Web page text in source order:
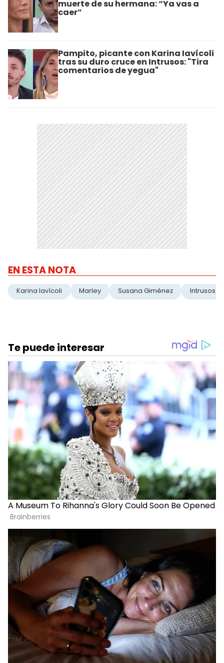
muerte de su hermana: “Ya vas a
caer”
Pampito, picante con Karina Iavícoli
tras su duro cruce en Intrusos: "Tira
comentarios de yegua"
EN ESTA NOTA
Karina Iavícoli Marley Susana Giménez Intrusos